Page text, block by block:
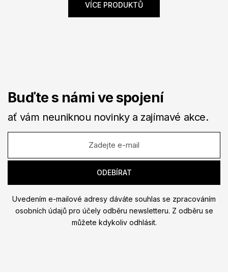
VÍCE PRODUKTŮ
Buďte s námi ve spojení
ať vám neuniknou novinky a zajímavé akce.
Uvedením e-mailové adresy dáváte souhlas se zpracováním
osobních údajů pro účely odběru newsletteru. Z odběru se
můžete kdykoliv odhlásit.